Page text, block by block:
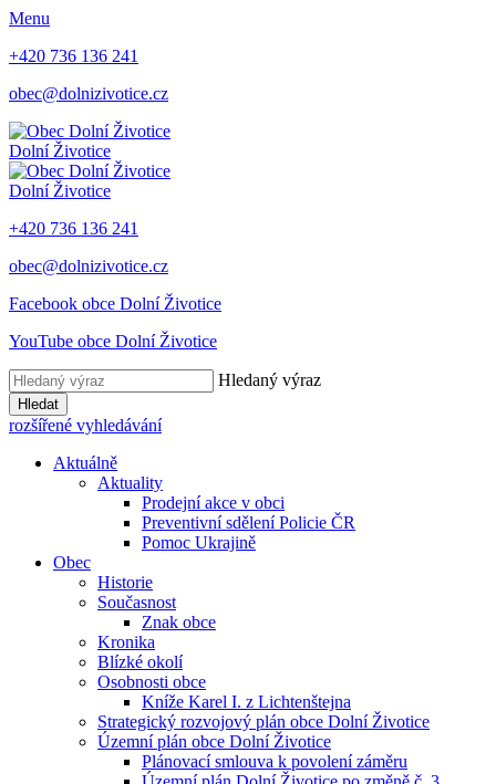
Menu
+420 736 136 241
obec@dolnizivotice.cz
Dolní Životice
Dolní Životice
+420 736 136 241
obec@dolnizivotice.cz
Facebook obce Dolní Životice
YouTube obce Dolní Životice
Hledaný výraz
Hledat
rozšířené vyhledávání
Aktuálně
Aktuality
Prodejní akce v obci
Preventivní sdělení Policie ČR
Pomoc Ukrajině
Obec
Historie
Současnost
Znak obce
Kronika
Blízké okolí
Osobnosti obce
Kníže Karel I. z Lichtenštejna
Strategický rozvojový plán obce Dolní Životice
Územní plán obce Dolní Životice
Plánovací smlouva k povolení záměru